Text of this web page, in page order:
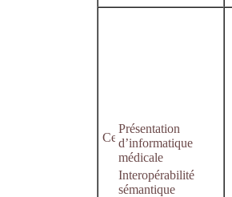
Présentation
d’informatique
médicale
Interopérabilité
sémantique